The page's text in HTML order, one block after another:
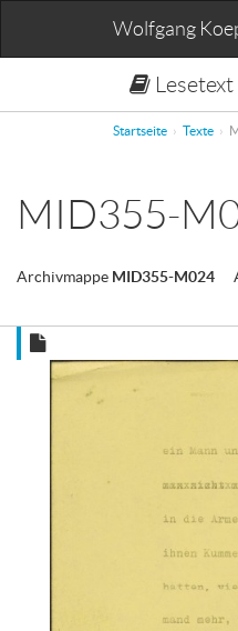
Wolfgang
Lesetext
Startseite Texte
MID355-
Archivmappe MID355-M024